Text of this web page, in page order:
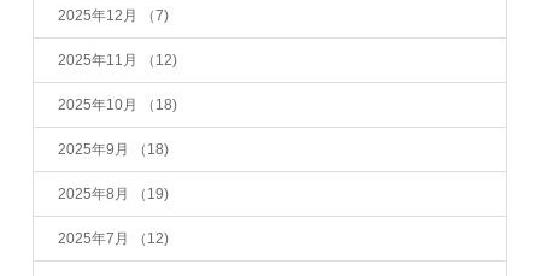
2025年12月 （7)
2025年11月 （12)
2025年10月 （18)
2025年9月 （18)
2025年8月 （19)
2025年7月 （12)